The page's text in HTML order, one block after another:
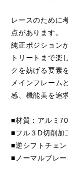
レースのために
点があります。
純正ポジション
トリートまで楽
クを妨げる要素
メインフレーム
感、機能美を追
■材質：アルミ
■フル３D切削加
■逆シフトチェ
■ノーマルブレ